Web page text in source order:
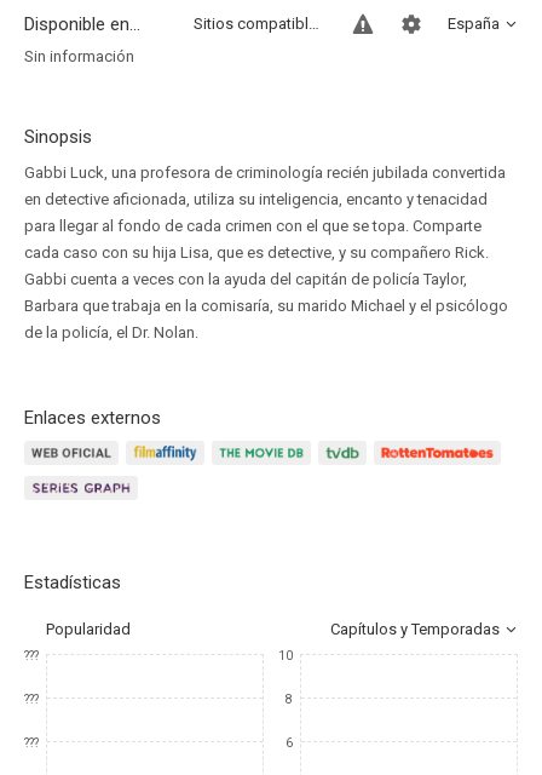
Disponible en... España
Sitios compatibles
Sin información
Sinopsis
Gabbi Luck, una profesora de criminología recién jubilada convertida
en detective aficionada, utiliza su inteligencia, encanto y tenacidad
para llegar al fondo de cada crimen con el que se topa. Comparte
cada caso con su hija Lisa, que es detective, y su compañero Rick.
Gabbi cuenta a veces con la ayuda del capitán de policía Taylor,
Barbara que trabaja en la comisaría, su marido Michael y el psicólogo
de la policía, el Dr. Nolan.
Enlaces externos
Estadísticas
Popularidad Capítulos y Temporadas
???
???
???
10
8
6